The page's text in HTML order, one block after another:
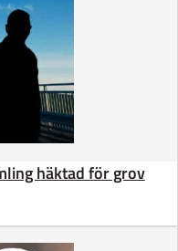
häktad för grov